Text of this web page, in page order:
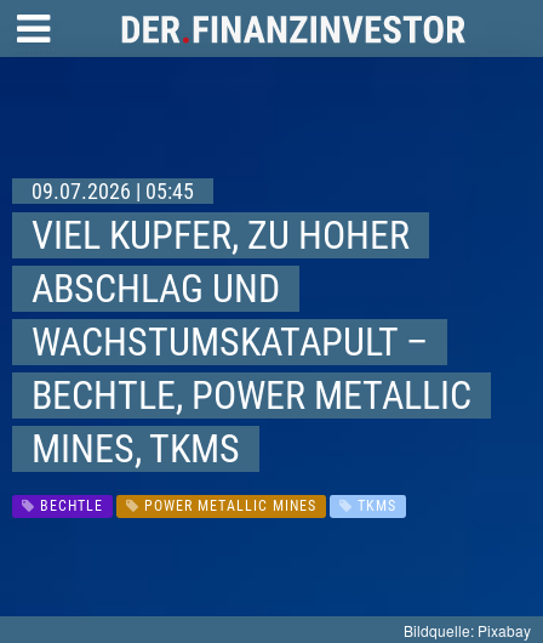
09.07.2026 | 05:45
VIEL KUPFER, ZU HOHER
ABSCHLAG UND
WACHSTUMSKATAPULT –
BECHTLE, POWER METALLIC
MINES, TKMS
BECHTLE POWER METALLIC MINES TKMS
Bildquelle: Pixabay